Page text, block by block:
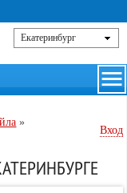
»
Вход